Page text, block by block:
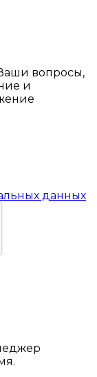
вопросы,
и
данных